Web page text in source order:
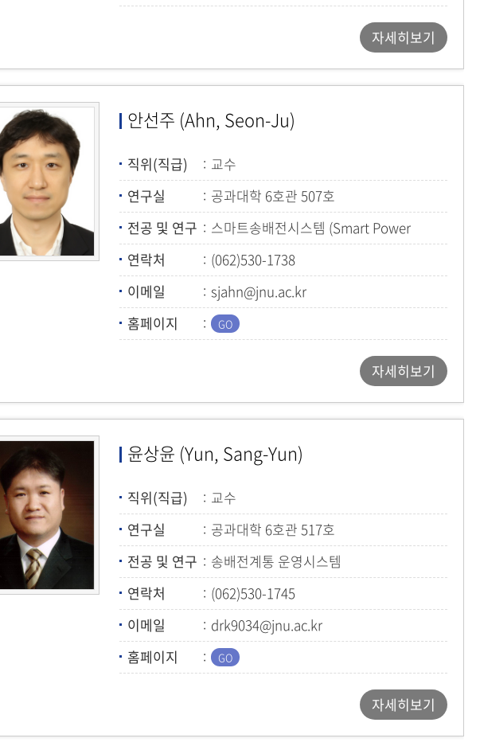
자세히보기
안선주 (Ahn, Seon-Ju)
직위(직급)
교수
연구실
공과대학 6호관 507호
전공 및 연구
스마트송배전시스템 (Smart Power
System)
연락처
(062)530-1738
이메일
sjahn@jnu.ac.kr
홈페이지
자세히보기
윤상윤 (Yun, Sang-Yun)
직위(직급)
교수
연구실
공과대학 6호관 517호
전공 및 연구
송배전계통 운영시스템
연락처
(062)530-1745
이메일
drk9034@jnu.ac.kr
홈페이지
자세히보기